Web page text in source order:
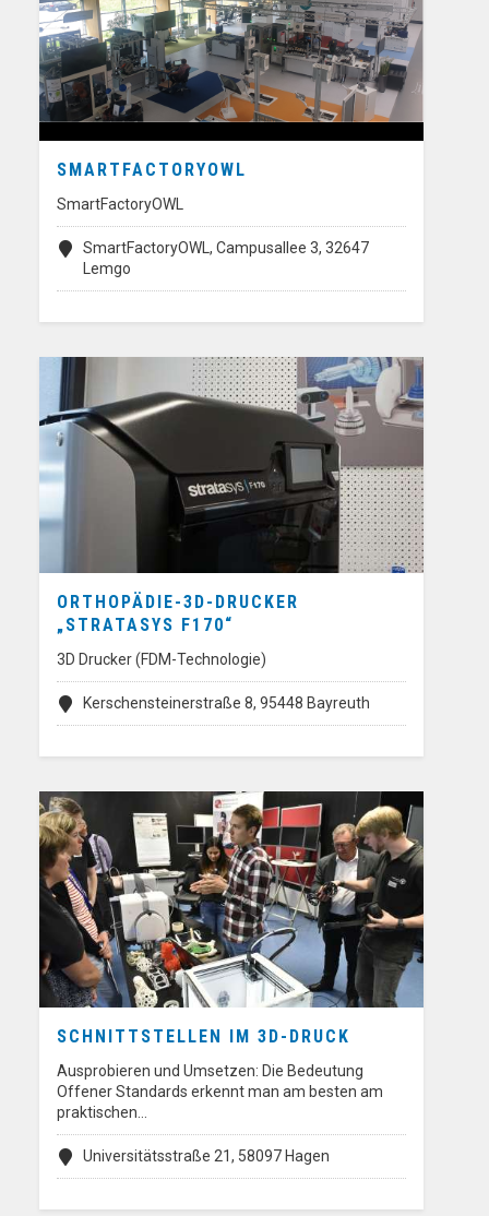
SMARTFACTORYOWL
SmartFactoryOWL
SmartFactoryOWL, Campusallee 3, 32647
Lemgo
ORTHOPÄDIE-3D-DRUCKER
„STRATASYS F170“
3D Drucker (FDM-Technologie)
Kerschensteinerstraße 8, 95448 Bayreuth
SCHNITTSTELLEN IM 3D-DRUCK
Ausprobieren und Umsetzen: Die Bedeutung
Offener Standards erkennt man am besten am
praktischen…
Universitätsstraße 21, 58097 Hagen